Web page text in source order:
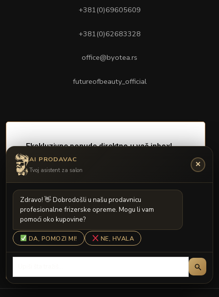
+381(0)69605609
+381(0)62683328
office@byotea.rs
futureofbeauty_official
AI PRODAVAC
Tvoj asistent za salon
✕
Zdravo! Dobrodošli u našu prodavnicu
profesionalne frizerske opreme. Mogu li vam
pomoći oko kupovine?
DA, POMOZI MI! NE, HVALA